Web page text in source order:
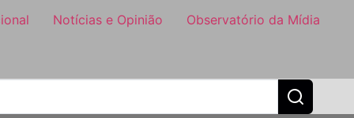
Notícias e Opinião Observatório da Mídia